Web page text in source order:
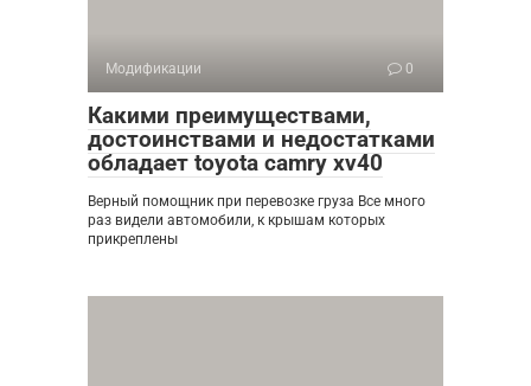
Модификации 0
Какими преимуществами,
достоинствами и недостатками
обладает toyota camry xv40
Верный помощник при перевозке груза Все много
раз видели автомобили, к крышам которых
прикреплены